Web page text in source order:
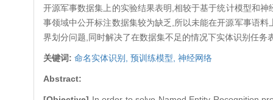
开源军事数据集上的实验结果表明,相较于基于统计模型和
事领域中公开标注数据集较为缺乏,所以未能在开源军事语料
界划分问题,同时解决了在数据集不足的情况下实体识别任务
关键词: 命名实体识别, 预训练模型, 神经网络
Abstract: